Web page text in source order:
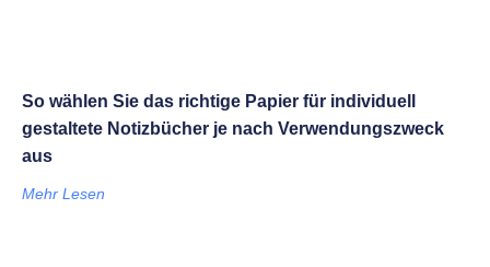
So wählen Sie das richtige Papier für individuell
gestaltete Notizbücher je nach Verwendungszweck
aus
Mehr Lesen